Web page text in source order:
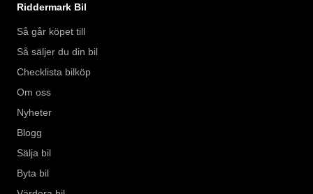
Riddermark Bil
Så går köpet till
Så säljer du din bil
Checklista bilköp
Om oss
Nyheter
Blogg
Sälja bil
Byta bil